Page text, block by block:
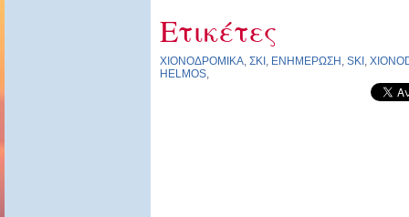
Ετικέτες
ΧΙΟΝΟΔΡΟΜΙΚΑ, ΣΚΙ , ΕΝΗΜΕΡΩΣΗ , SKI ,
HELMOS,